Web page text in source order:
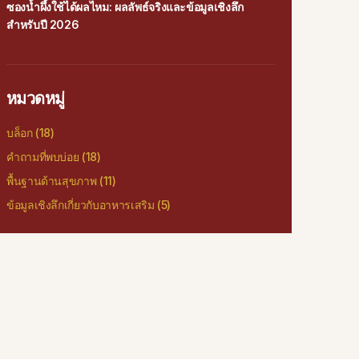
ซองน้ำผึ้งใช้ได้ผลไหม: ผลลัพธ์จริงและข้อมูลเชิงลึก
สำหรับปี 2026
หมวดหมู่
บล็อก(18)
คำถามที่พบบ่อย (18)
พื้นฐานด้านสุขภาพ(11)
ข้อมูลเชิงลึกเกี่ยวกับอาหารเสริม (5)